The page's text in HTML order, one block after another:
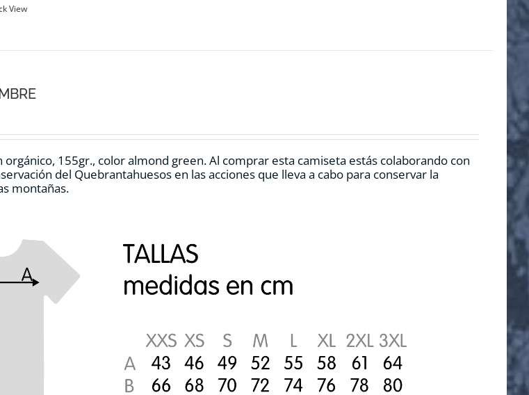
View
orgánico, 155gr., coloralmond green.Al comprar esta camiseta estás colaborando con
del Quebrantahuesos en las acciones que lleva a cabo para conservar la
montañas.